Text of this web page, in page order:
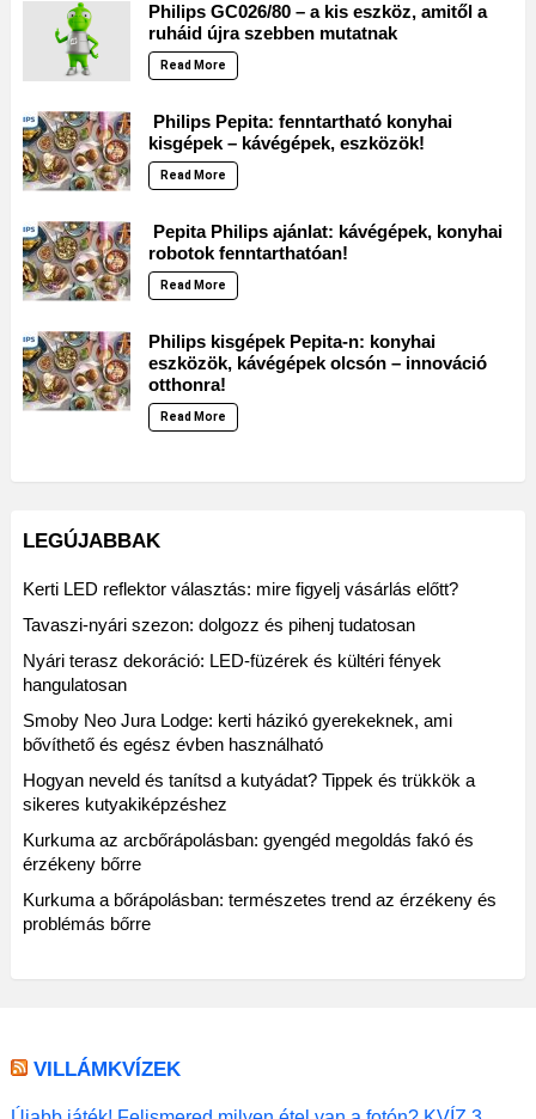
Philips GC026/80 – a kis eszköz, amitől a
ruháid újra szebben mutatnak
Read More
Philips Pepita: fenntartható konyhai
kisgépek – kávégépek, eszközök!
Read More
Pepita Philips ajánlat: kávégépek, konyhai
robotok fenntarthatóan!
Read More
Philips kisgépek Pepita-n: konyhai
eszközök, kávégépek olcsón – innováció
otthonra!
Read More
LEGÚJABBAK
Kerti LED reflektor választás: mire figyelj vásárlás előtt?
Tavaszi-nyári szezon: dolgozz és pihenj tudatosan
Nyári terasz dekoráció: LED-füzérek és kültéri fények
hangulatosan
Smoby Neo Jura Lodge: kerti házikó gyerekeknek, ami
bővíthető és egész évben használható
Hogyan neveld és tanítsd a kutyádat? Tippek és trükkök a
sikeres kutyakiképzéshez
Kurkuma az arcbőrápolásban: gyengéd megoldás fakó és
érzékeny bőrre
Kurkuma a bőrápolásban: természetes trend az érzékeny és
problémás bőrre
VILLÁMKVÍZEK